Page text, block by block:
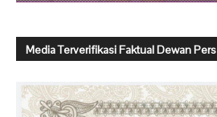
Media Terverifikasi Faktual Dewan Pers